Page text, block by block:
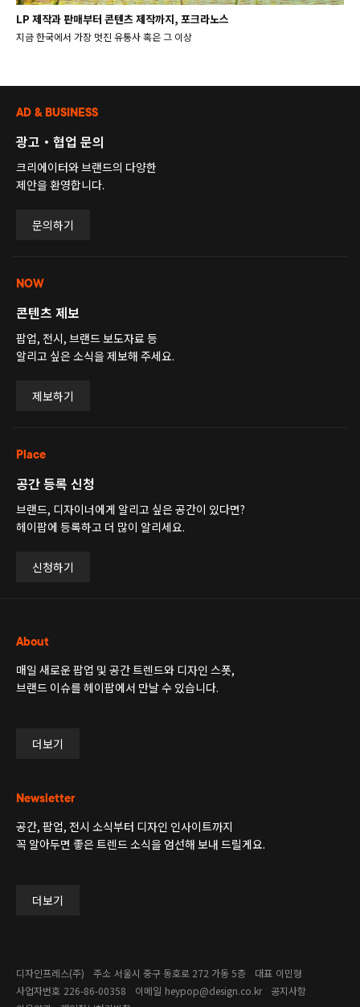
LP 제작과 판매부터 콘텐츠 제작까지, 포크라노스
지금 한국에서 가장 멋진 유통사 혹은 그 이상
AD & BUSINESS
광고・협업 문의
크리에이터와 브랜드의 다양한
제안을 환영합니다.
문의하기
NOW
콘텐츠 제보
팝업, 전시, 브랜드 보도자료 등
알리고 싶은 소식을 제보해 주세요.
제보하기
Place
공간 등록 신청
브랜드, 디자이너에게 알리고 싶은 공간이 있다면?
헤이팝에 등록하고 더 많이 알리세요.
신청하기
About
매일 새로운 팝업 및 공간 트렌드와 디자인 스폿,
브랜드 이슈를 헤이팝에서 만날 수 있습니다.
더보기
Newsletter
공간, 팝업, 전시 소식부터 디자인 인사이트까지
꼭 알아두면 좋은 트렌드 소식을 엄선해 보내 드릴게요.
더보기
디자인프레스(주) 주소 서울시 중구 동호로 272 가동 5층 대표 이민형
사업자번호 226-86-00358​ 이메일 heypop@design.co.kr
공지사항